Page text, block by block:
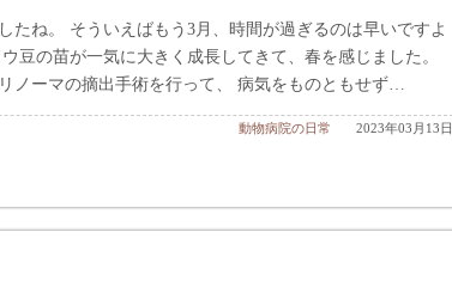
たね。 そういえばもう3月、時間が過ぎるのは早いですよ
豆の苗が一気に大きく成長してきて、春を感じました。
ノーマの摘出手術を行って、 病気をものともせず…
2023年03月13日
動物病院の日常